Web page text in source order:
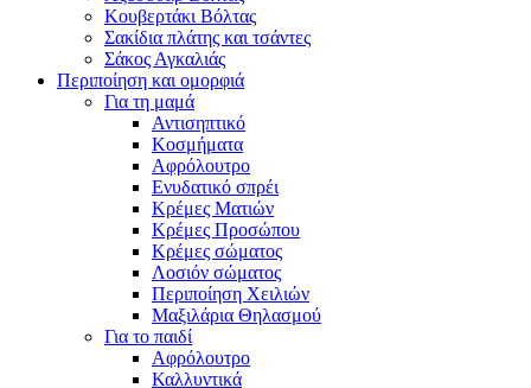
Κουβερτάκι Βόλτας
Σακίδια πλάτης και τσάντες
Σάκος Αγκαλιάς
Περιποίηση και ομορφιά
Για τη μαμά
Αντισηπτικό
Κοσμήματα
Αφρόλουτρο
Ενυδατικό σπρέι
Κρέμες Ματιών
Κρέμες Προσώπου
Κρέμες σώματος
Λοσιόν σώματος
Περιποίηση Χειλιών
Μαξιλάρια Θηλασμού
Για το παιδί
Αφρόλουτρο
Καλλυντικά